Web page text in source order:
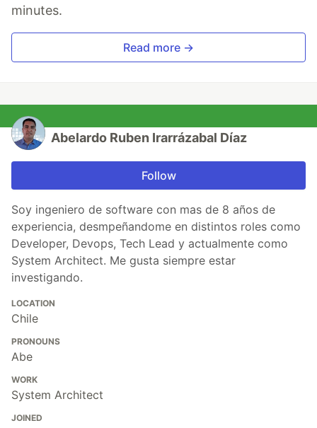
minutes.
Read more →
Abelardo Ruben Irarrázabal Díaz
Follow
Soy ingeniero de software con mas de 8 años de
experiencia, desmpeñandome en distintos roles como
Developer, Devops, Tech Lead y actualmente como
System Architect. Me gusta siempre estar
investigando.
LOCATION
Chile
PRONOUNS
Abe
WORK
System Architect
JOINED